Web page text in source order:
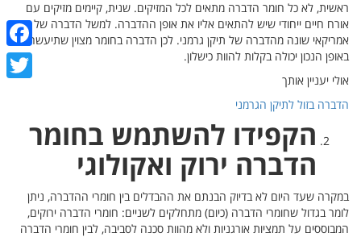
ראשית, לא כל חומר הדברה מתאים לכל המזיקים. שנית, קיימים מזיקים עם
אורח חיים ייחודי שיש להתאים אליו את אופן ההדברה. למשל הדברה של תיקן
אמריקאי שונה מהדברה של תיקן גרמני. לכן הדברה בחומר מצוין שתיעשה לא
באופן הנכון יכולה בקלות להוות כישלון.
אולי יעניין אותך
הדברה בזול לתיקן הגרמני
הקפידו להשתמש בחומר
הדברה ירוק ואקולוגי
במקרה שעד היום לא בדיוק הבנתם את ההבדלים בין חומרי ההדברה, ניתן
לומר בגדול שחומרי הדברה (כיום) מתחלקים לשניים: חומרי הדברה ירוקים,
המבוססים על תמציות אורגניות ולא מהוות סכנה לסביבה, לבין חומרי הדברה